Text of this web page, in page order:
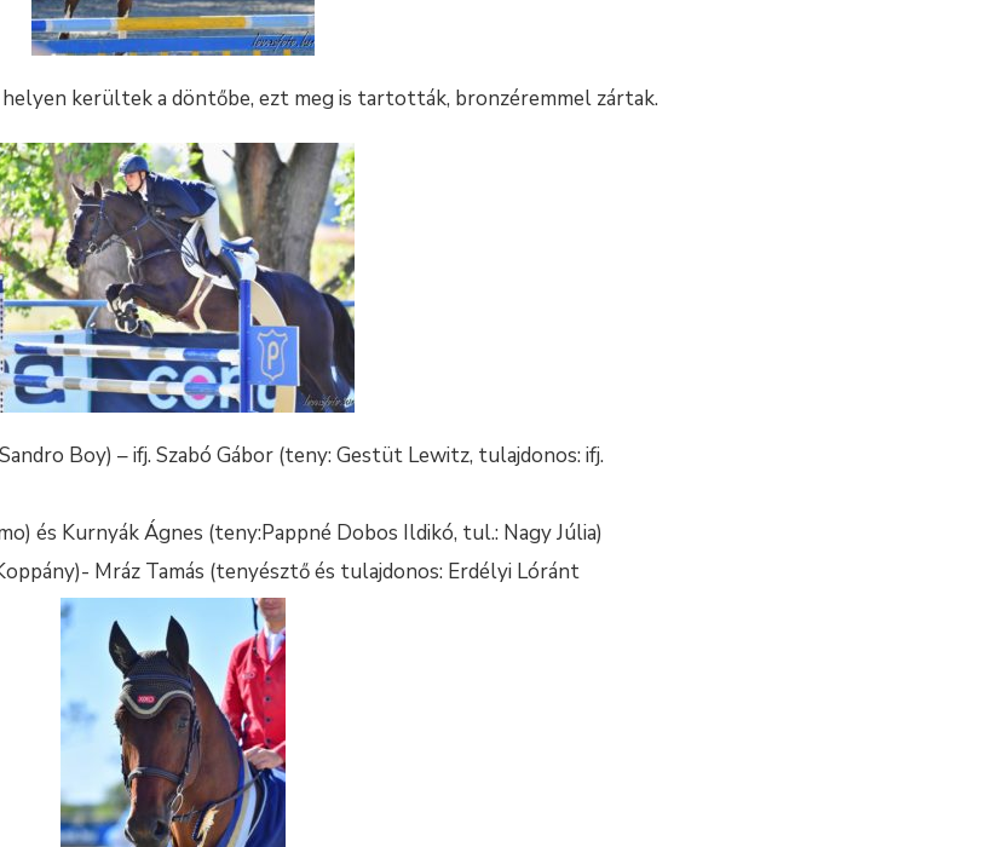
helyen kerültek a döntőbe, ezt meg is tartották, bronzéremmel zártak.
Boy) – ifj. Szabó Gábor (teny: Gestüt Lewitz, tulajdonos: ifj.
és Kurnyák Ágnes (teny:Pappné Dobos Ildikó, tul.: Nagy Júlia)
Mráz Tamás (tenyésztő és tulajdonos: Erdélyi Lóránt